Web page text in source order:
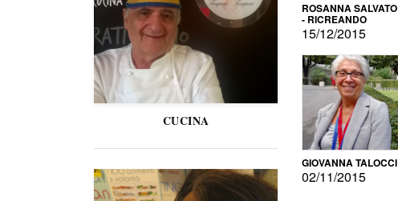
CUCINA
ROSANNA SALVATO
- RICREANDO
15/12/2015
GIOVANNA TALOCCI
02/11/2015